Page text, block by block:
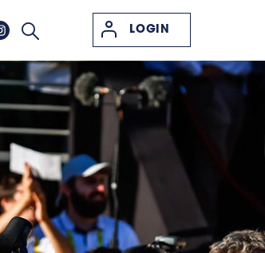
LOGIN